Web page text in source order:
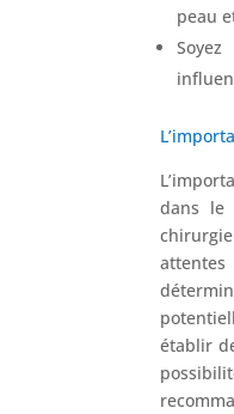
peau
dans le
établir